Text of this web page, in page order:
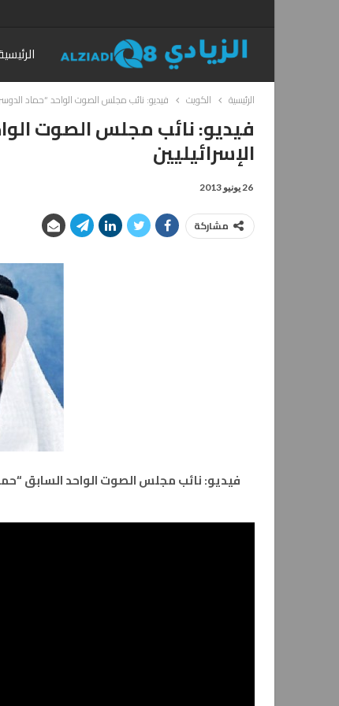
الرئيسية الكويت فيديو: نائب مجلس الصوت الواحد “حماد
فيديو: نائب مجلس الصوت
الإسرائيليين
26 يونيو 2013
مشاركة
فيديو: نائب مجلس الصوت الواحد السابق